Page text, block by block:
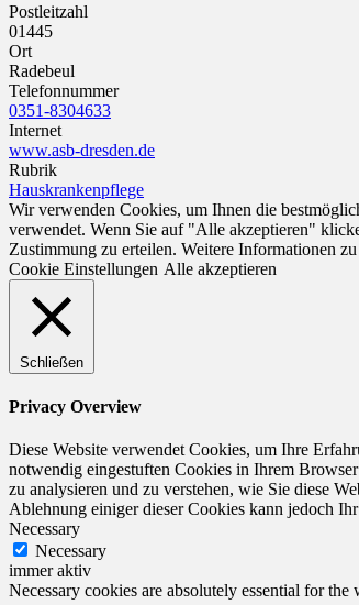
Postleitzahl
01445
Ort
Radebeul
Telefonnummer
0351-8304633
Internet
www.asb-dresden.de
Rubrik
Hauskrankenpflege
Wir verwenden Cookies, um Ihnen die
verwendet. Wenn Sie auf "Alle akzeptieren"
Zustimmung zu erteilen. Weitere Informationen
Cookie Einstellungen Alle akzeptieren
Schließen
Privacy Overview
Diese Website verwendet Cookies, um Ihre
notwendig eingestuften Cookies in Ihrem
zu analysieren und zu verstehen, wie Sie diese
Ablehnung einiger dieser Cookies kann jedoch
Necessary
Necessary
immer aktiv
Necessary cookies are absolutely essential for